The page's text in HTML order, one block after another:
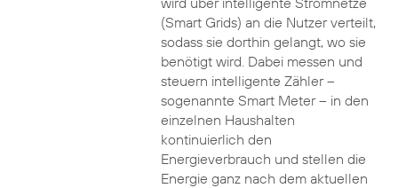
(Smart Grids) an die Nutzer verteilt,
sodass sie dorthin gelangt, wo sie
benötigt wird. Dabei messen und
steuern intelligente Zähler –
sogenannte Smart Meter – in den
einzelnen Haushalten
kontinuierlich den
Energieverbrauch und stellen die
Energie ganz nach dem aktuellen